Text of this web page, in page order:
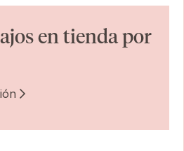
en tienda por